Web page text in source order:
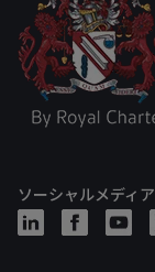
ソーシャルメディア